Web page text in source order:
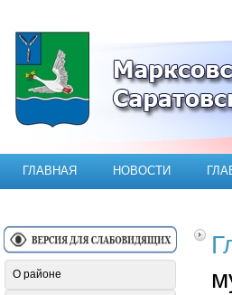
Официальный сайт
ГЛАВНАЯ НОВОСТИ
О районе